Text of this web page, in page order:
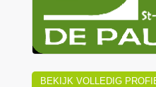
BEKIJK VOLLEDIG